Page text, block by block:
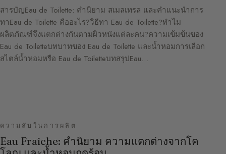
สารบัญEau de Toilette: คำนิยาม สเมลเทรล และคำแนะนำการ
ทาEau de Toilette คืออะไร?วิธีทา Eau de Toilette?ทำไม
ผลิตภัณฑ์จึงแตกต่างกันตามผิวหนังแต่ละคน?ความเข้มข้นของ
Eau de Toiletteบทบาทของ Eau de Toilette และน้ำหอมการเลือก
สไตล์น้ำหอมหรือ Eau de ToiletteบทสรุปEau…
ความลับในการผลิต
Eau Fraîche: คำนิยาม ความแตกต่างจากโค